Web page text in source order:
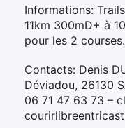
Informations:
11km 300mD+ à
pour les 2 courses.
Contacts: Denis
Déviadou, 26130
06 71 47 63 73 –